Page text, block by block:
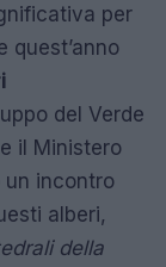
per
quest’anno
del Verde
il Ministero
un incontro
alberi,
della